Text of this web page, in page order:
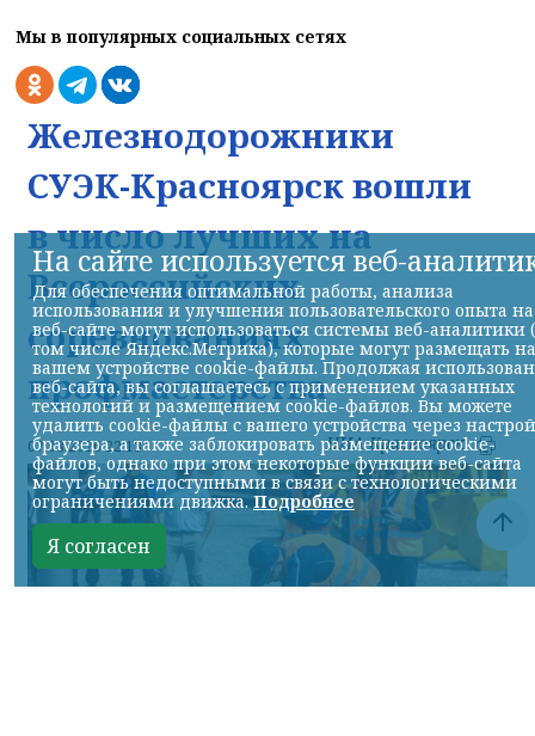
Мы в популярных социальных сетях
Железнодорожники
СУЭК-Красноярск вошли
в число лучших на
Всероссийских
соревнованиях
профмастерства
07.08.2026 22:13 НИА-Красноярск
На сайте используется веб-
Для обеспечения оптимальной работы, анализа
использования и улучшения пользовательского опыта на
веб-сайте могут использоваться системы веб-аналитики
том числе Яндекс.Метрика), которые могут размещать на
вашем устройстве cookie-файлы. Продолжая
веб-сайта, вы соглашаетесь с применением указанных
технологий и размещением cookie-файлов. Вы можете
удалить cookie-файлы с вашего устройства через
браузера, а также заблокировать размещение cookie-
файлов, однако при этом некоторые функции веб-сайта
могут быть недоступными в связи с технологическими
ограничениями движка. Подробнее
Я согласен